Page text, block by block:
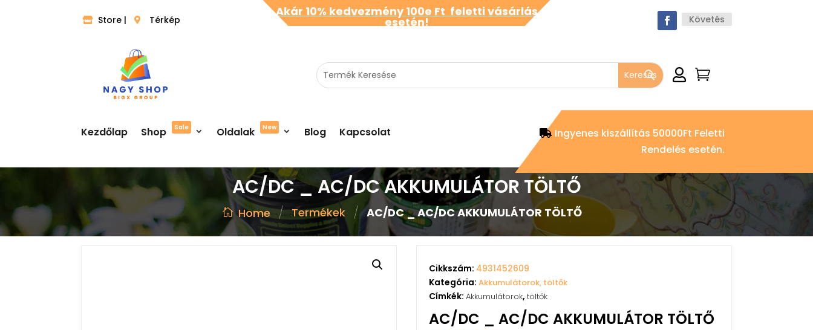
Store | Térkép
Akár 10% kedvezmény 100e Ft feletti vásárlás
esetén! Követés
 
Kezdőlap Shop Sale Oldalak New Blog Kapcsolat
Ingyenes kiszállítás 50000Ft Feletti
Rendelés esetén.
AC/DC _ AC/DC AKKUMULÁTOR TÖLTŐ
Home / Termékek / AC/DC _ AC/DC AKKUMULÁTOR TÖLTŐ
Cikkszám: 4931452609
Kategória:Akkumulátorok, töltők
Címkék:Akkumulátorok,töltők
AC/DC _ AC/DC AKKUMULÁTOR TÖLTŐ